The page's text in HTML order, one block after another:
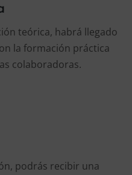
teórica, habrá llegado
la formación práctica
colaboradoras.
podrás recibir una